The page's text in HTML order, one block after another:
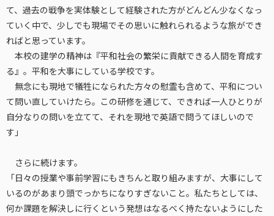
て、過去の戦争を実体験として経験された方がどんどん少なくなっ
ていく中で、少しでも現場でその思いに触れられるような旅ができ
ればと思っています。
本校の建学の精神は『平和社会の繁栄に貢献できる人間を育成す
る』。平和を大事にしている学校です。
無念にも現地で犠牲になられた方々の慰霊も含めて、平和につい
て問い直していけたら。この研修を通じて、できれば一人ひとりが
自分なりの問いを立てて、それを現地で英語で問うてほしいので
す」
さらに続けます。
「日々の授業や事前学習にもきちんと取り組みますが、大事にして
いるのがあまり頭でっかちになりすぎないこと。私たちとしては、
何か課題を解決しに行くという発想はなるべく持たないようにした